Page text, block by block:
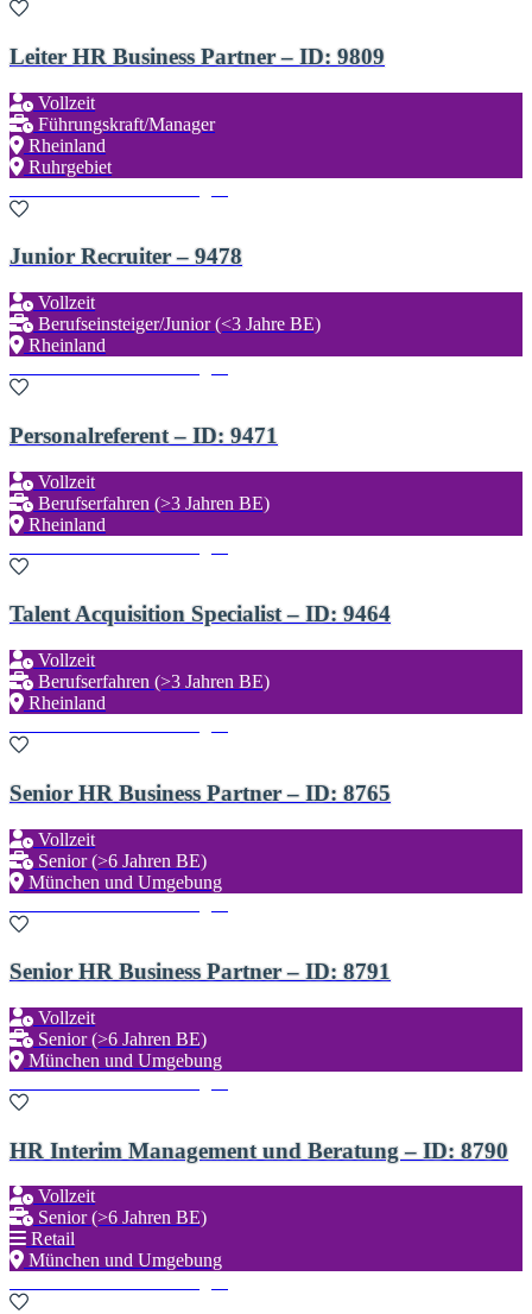
Leiter HR Business Partner – ID: 9809
Vollzeit
Führungskraft/Manager
Rheinland
Ruhrgebiet
Junior Recruiter – 9478
Vollzeit
Berufseinsteiger/Junior (<3 Jahre BE)
Rheinland
Personalreferent – ID: 9471
Vollzeit
Berufserfahren (>3 Jahren BE)
Rheinland
Talent Acquisition Specialist – ID: 9464
Vollzeit
Berufserfahren (>3 Jahren BE)
Rheinland
Senior HR Business Partner – ID: 8765
Vollzeit
Senior (>6 Jahren BE)
München und Umgebung
Senior HR Business Partner – ID: 8791
Vollzeit
Senior (>6 Jahren BE)
München und Umgebung
HR Interim Management und Beratung – ID: 8790
Vollzeit
Senior (>6 Jahren BE)
Retail
München und Umgebung